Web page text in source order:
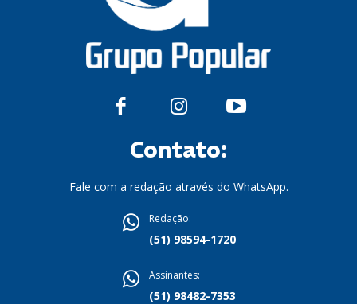
Contato:
Fale com a redação através do WhatsApp.
Redação:
(51) 98594-1720
Assinantes:
(51) 98482-7353